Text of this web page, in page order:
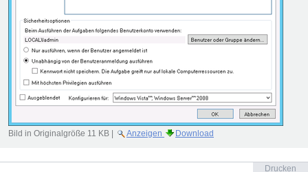
Bild in Originalgröße 11 KB Anzeigen Download
Drucken